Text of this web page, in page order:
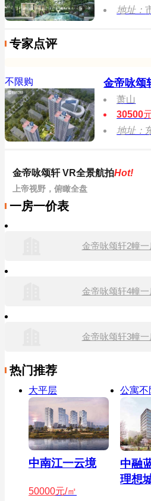
地址：
专家点评
不限购 金帝咏颂
萧山
30500
地址：
金帝咏颂轩 VR全景航拍Hot!
上帝视野，俯瞰全盘
一房一价表
金帝咏颂轩2幢
金帝咏颂轩4幢
金帝咏颂轩3幢
热门推荐
大平层
中南江一云境
50000元/㎡
公寓不
中融
理想